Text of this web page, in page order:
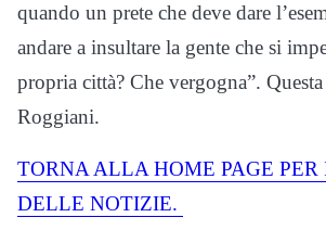
quando un prete che deve dare
andare a insultare la gente che si
propria città? Che vergogna”.
Roggiani.
TORNA ALLA HOME PAGE PER
DELLE NOTIZIE.